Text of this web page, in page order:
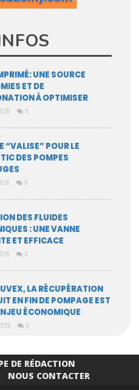
UNE SOURCE
ET DE
À OPTIMISER
0
“VALISE” POUR LE
DES POMPES
0
DES FLUIDES
: UNE VANNE
ET EFFICACE
0
LA RÉCUPÉRATION
EN FIN DE POMPAGE EST
ÉCONOMIQUE
0
DE RÉDACTION
NOUS CONTACTER